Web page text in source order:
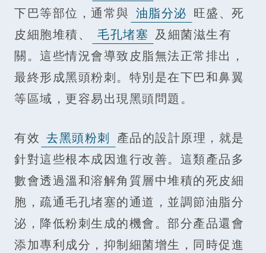
下巴等部位，通常與 油脂分泌 旺盛、死
皮細胞堆積、
毛孔堵塞 及細菌滋生有
關。這些情況會導致皮脂無法正常排出，
最終形成黑頭粉刺。特別是在下巴和鼻翼
等區域，更容易出現黑頭問題。
有效 去黑頭粉刺 產品的設計原理，就是
針對這些根本成因進行改善。這類產品多
數會透過溫和溶解角質層中堆積的死皮細
胞，疏通毛孔堵塞的通道，並調節油脂分
泌，降低粉刺生成的機會。部分產品還會
添加專利成分，抑制細菌增生，同時促進